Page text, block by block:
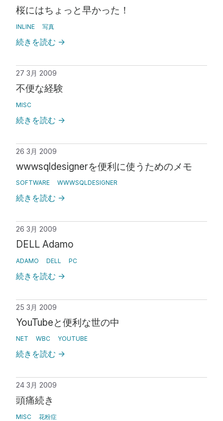
桜にはちょっと早かった！
INLINE 写真
続きを読む →
27 3月 2009
不便な経験
MISC
続きを読む →
26 3月 2009
wwwsqldesignerを便利に使うためのメモ
SOFTWARE WWWSQLDESIGNER
続きを読む →
26 3月 2009
DELL Adamo
ADAMO DELL PC
続きを読む →
25 3月 2009
YouTubeと便利な世の中
NET WBC YOUTUBE
続きを読む →
24 3月 2009
頭痛続き
MISC 花粉症